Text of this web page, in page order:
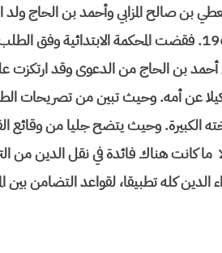
ابريل 1961. فقضت المحكمة الابتدائية
أحمد بن الحاج من الدعوى وقد ارتكزت
عن أمه. وحيث تبين من تصريحات
الكبيرة. وحيث يتضح جليا من وقائع
ما كانت هناك فائدة في نقل الدين من
الدين كله تطبيقا، لقواعد التضامن بين